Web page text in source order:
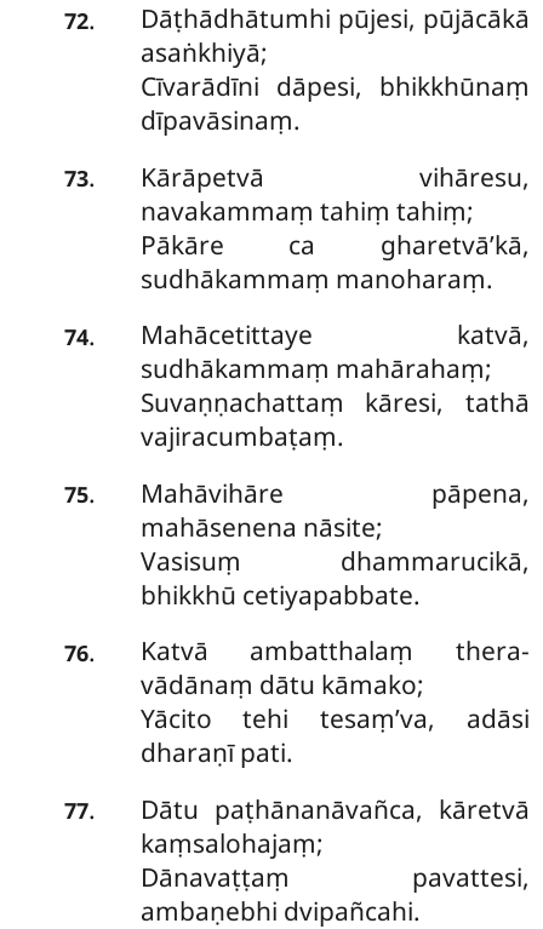
72.
Dāṭhādhātumhi pūjesi, pūjācākā
asaṅkhiyā;
Cīvarādīni dāpesi, bhikkhūnaṃ
dīpavāsinaṃ.
73. Kārāpetvā vihāresu,
navakammaṃ tahiṃ tahiṃ;
Pākāre ca gharetvā’kā,
sudhākammaṃ manoharaṃ.
74.
Mahācetittaye katvā,
sudhākammaṃ mahārahaṃ;
Suvaṇṇachattaṃ kāresi, tathā
vajiracumbaṭaṃ.
75.
Mahāvihāre pāpena,
mahāsenena nāsite;
Vasisuṃ dhammarucikā,
bhikkhū cetiyapabbate.
76.
Katvā ambatthalaṃ thera-
vādānaṃ dātu kāmako;
Yācito tehi tesaṃ’va, adāsi
dharaṇī pati.
77.
Dātu paṭhānanāvañca, kāretvā
kaṃsalohajaṃ;
Dānavaṭṭaṃ pavattesi,
ambaṇebhi dvipañcahi.